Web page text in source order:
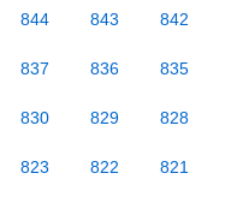
844 843 842
837 836 835
830 829 828
823 822 821